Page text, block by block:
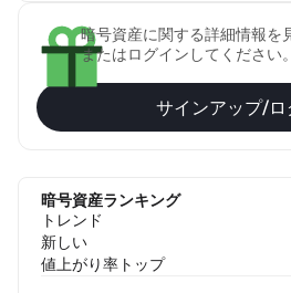
暗号資産に関する詳細情報を
またはログインしてください。
サインアップ/ロ
暗号資産ランキング
トレンド
新しい
値上がり率トップ